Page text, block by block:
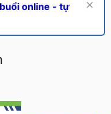
buổi online - tự